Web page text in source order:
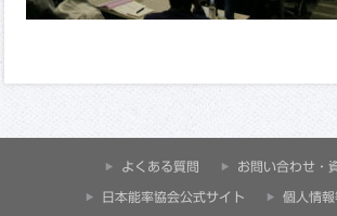
よくある質問 お問い合わせ・
⽇本能率協会公式サイト 個人情